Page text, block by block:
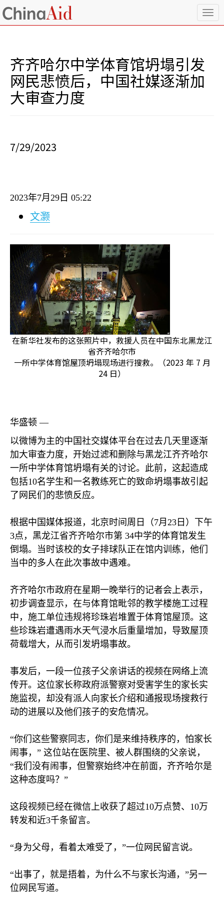
T
o
齐齐哈尔中学体育馆坍塌引发
网民悲愤后，中国社媒逐渐加
大审查力度
7/29/2023
2023年7月 29 日 05:22
文灏
在新华社发布的这张照片中，救援人员在中国东北黑龙江
省齐齐哈尔市
一所中学体育馆屋顶坍塌现场进行搜救。（2023 年 7 月
24 日）
华盛顿 —
以微博为主的中国社交媒体平台在过去几天里逐渐
加大审查力度，开始过滤和删除与黑龙江齐齐哈尔
一所中学体育馆坍塌有关的讨论。此前，这起造成
包括10名学生和一名教练死亡的致命坍塌事故引起
了网民们的悲愤反应。
根据中国媒体报道，北京时间周日（7月 23 日）下午
3点，黑龙江省齐齐哈尔市第 34中学的体育馆发生
倒塌。当时该校的女子排球队正在馆内训练，他们
当中的多人在此次事故中遇难。
齐齐哈尔市政府在星期一晚举行的记者会上表示，
初步调查显示，在与体育馆毗邻的教学楼施工过程
中，施工单位违规将珍珠岩堆置于体育馆屋顶。这
些珍珠岩遭遇雨水天气浸水后重量增加，导致屋顶
荷载增大，从而引发坍塌事故。
事发后，一段一位孩子父亲讲话的视频在网络上流
传开。这位家长称政府派警察对受害学生的家长实
施监视，却没有派人向家长介绍和通报现场搜救行
动的进展以及他们孩子的安危情况。
“你们这些警察同志，你们是来维持秩序的，怕家长
闹事，” 这位站在医院里、被人群围绕的父亲说，
“我们没有闹事，但警察始终冲在前面，齐齐哈尔是
这种态度吗？”
这段视频已经在微信上收获了超过10万点赞、 10万
转发和近3千条留言。
“身为父母，看着太难受了，”一位网民留言说。
“出事了，就是捂着，为什么不与家长沟通，”另一
位网民写道。